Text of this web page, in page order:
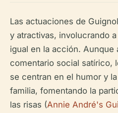
Las actuaciones de
y atractivas, involucrando
igual en la acción. Aunque
comentario social satírico,
se centran en el humor y
familia, fomentando la
las risas (Annie André's